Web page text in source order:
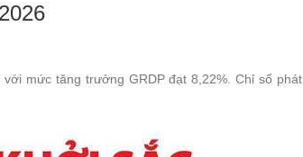
mức tăng trưởng GRDP đạt 8,22%. Chỉ số phát